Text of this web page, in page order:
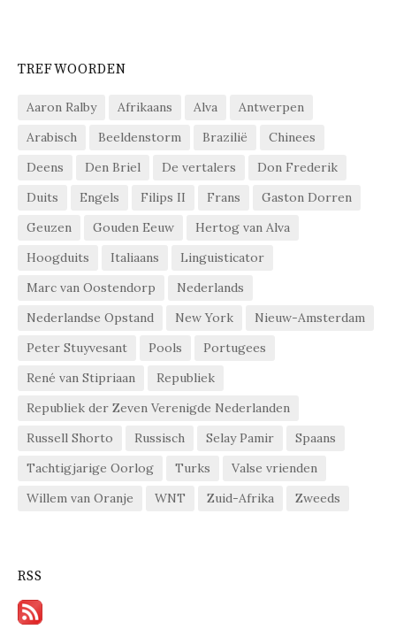
TREFWOORDEN
Aaron Ralby Afrikaans Alva
Antwerpen
Arabisch
Beeldenstorm Brazilië
Chinees
Deens
Den Briel De vertalers
Don Frederik
Duits
Engels Filips II Frans
Gaston Dorren
Geuzen
Gouden Eeuw
Hertog van Alva
Hoogduits
Italiaans
Linguisticator
Marc van Oostendorp
Nederlands
Nederlandse Opstand
New York
Nieuw-Amsterdam
Peter Stuyvesant
Pools
Portugees
René van Stipriaan
Republiek
Republiek der Zeven Verenigde Nederlanden
Russell Shorto
Russisch Selay Pamir
Spaans
Tachtigjarige Oorlog
Turks
Valse vrienden
Willem van Oranje
WNT Zuid-Afrika Zweeds
RSS